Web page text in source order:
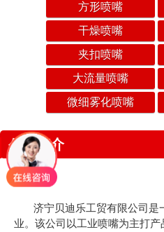
方形喷嘴
干燥喷嘴
夹扣喷嘴
大流量喷嘴
微细雾化喷嘴
公司简介
济宁贝迪乐工贸有限公司是
业。该公司以工业喷嘴为主打